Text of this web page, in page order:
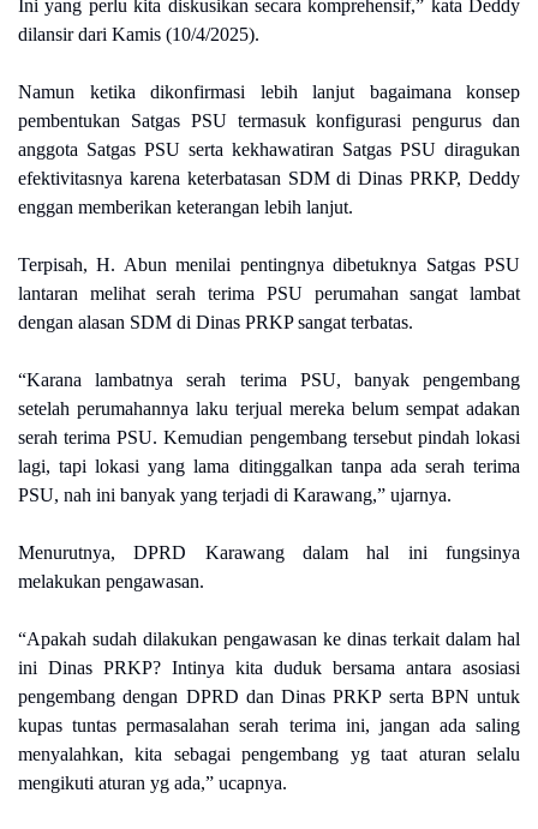
Ini yang perlu kita diskusikan secara komprehensif,” kata Deddy
dilansir dari Kamis (10/4/2025).
Namun ketika dikonfirmasi lebih lanjut bagaimana konsep
pembentukan Satgas PSU termasuk konfigurasi pengurus dan
anggota Satgas PSU serta kekhawatiran Satgas PSU diragukan
efektivitasnya karena keterbatasan SDM di Dinas PRKP, Deddy
enggan memberikan keterangan lebih lanjut.
Terpisah, H. Abun menilai pentingnya dibetuknya Satgas PSU
lantaran melihat serah terima PSU perumahan sangat lambat
dengan alasan SDM di Dinas PRKP sangat terbatas.
“Karana lambatnya serah terima PSU, banyak pengembang
setelah perumahannya laku terjual mereka belum sempat adakan
serah terima PSU. Kemudian pengembang tersebut pindah lokasi
lagi, tapi lokasi yang lama ditinggalkan tanpa ada serah terima
PSU, nah ini banyak yang terjadi di Karawang,” ujarnya.
Menurutnya, DPRD Karawang dalam hal ini fungsinya
melakukan pengawasan.
“Apakah sudah dilakukan pengawasan ke dinas terkait dalam hal
ini Dinas PRKP? Intinya kita duduk bersama antara asosiasi
pengembang dengan DPRD dan Dinas PRKP serta BPN untuk
kupas tuntas permasalahan serah terima ini, jangan ada saling
menyalahkan, kita sebagai pengembang yg taat aturan selalu
mengikuti aturan yg ada,” ucapnya.